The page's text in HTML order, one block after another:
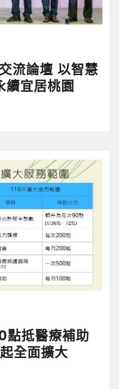
流論壇 以智慧
續宜居桃園
點抵醫療補助
全面擴大